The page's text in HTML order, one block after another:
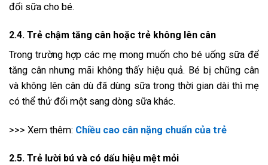
đổi sữa cho bé.
2.4. Trẻ chậm tăng cân hoặc trẻ không lên cân
Trong trường hợp các mẹ mong muốn cho bé uống sữa để
tăng cân nhưng mãi không thấy hiệu quả. Bé bị chững cân
và không lên cân dù đã dùng sữa trong thời gian dài thì mẹ
có thể thử đổi một sang dòng sữa khác.
>>> Xem thêm: Chiều cao cân nặng chuẩn của trẻ
2.5. Trẻ lười bú và có dấu hiệu mệt mỏi